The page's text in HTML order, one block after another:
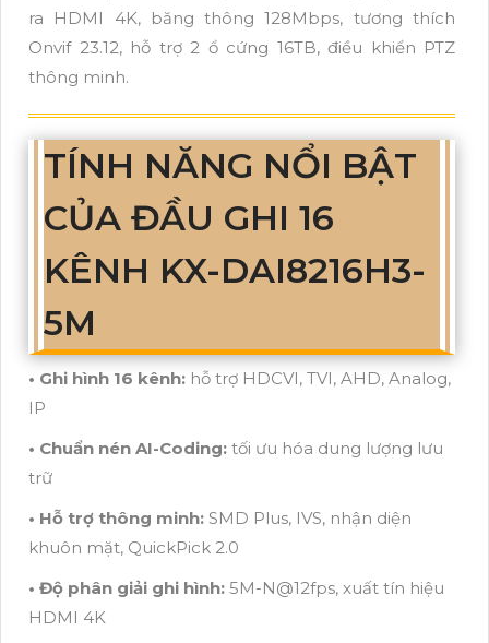
ra HDMI 4K, băng thông 128Mbps, tương thích
Onvif 23.12, hỗ trợ 2 ổ cứng 16TB, điều khiển PTZ
thông minh.
TÍNH NĂNG NỔI BẬT
CỦA ĐẦU GHI 16
KÊNH KX-DAI8216H3-
5M
• Ghi hình 16 kênh: hỗ trợ HDCVI, TVI, AHD, Analog,
IP
• Chuẩn nén AI-Coding: tối ưu hóa dung lượng lưu
trữ
• Hỗ trợ thông minh: SMD Plus, IVS, nhận diện
khuôn mặt, QuickPick 2.0
• Độ phân giải ghi hình: 5M-N@12fps, xuất tín hiệu
HDMI 4K